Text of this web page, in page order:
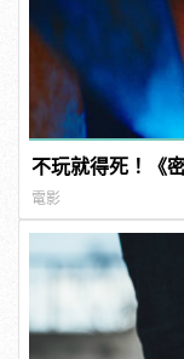
不玩就得死！《
電影